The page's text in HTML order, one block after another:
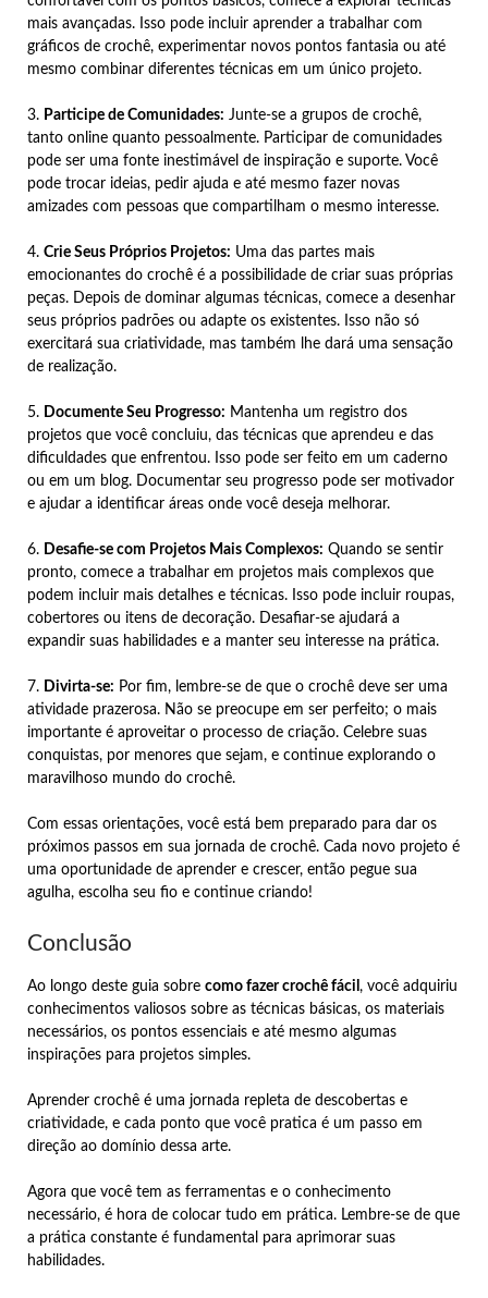
mais avançadas. Isso pode incluir aprender a trabalhar com
gráficos de crochê, experimentar novos pontos fantasia ou até
mesmo combinar diferentes técnicas em um único projeto.
3. Participe de Comunidades: Junte-se a grupos de crochê,
tanto online quanto pessoalmente. Participar de comunidades
pode ser uma fonte inestimável de inspiração e suporte. Você
pode trocar ideias, pedir ajuda e até mesmo fazer novas
amizades com pessoas que compartilham o mesmo interesse.
4. Crie Seus Próprios Projetos: Uma das partes mais
emocionantes do crochê é a possibilidade de criar suas próprias
peças. Depois de dominar algumas técnicas, comece a desenhar
seus próprios padrões ou adapte os existentes. Isso não só
exercitará sua criatividade, mas também lhe dará uma sensação
de realização.
5. Documente Seu Progresso: Mantenha um registro dos
projetos que você concluiu, das técnicas que aprendeu e das
dificuldades que enfrentou. Isso pode ser feito em um caderno
ou em um blog. Documentar seu progresso pode ser motivador
e ajudar a identificar áreas onde você deseja melhorar.
6. Desafie-se com Projetos Mais Complexos: Quando se sentir
pronto, comece a trabalhar em projetos mais complexos que
podem incluir mais detalhes e técnicas. Isso pode incluir roupas,
cobertores ou itens de decoração. Desafiar-se ajudará a
expandir suas habilidades e a manter seu interesse na prática.
7. Divirta-se: Por fim, lembre-se de que o crochê deve ser uma
atividade prazerosa. Não se preocupe em ser perfeito; o mais
importante é aproveitar o processo de criação. Celebre suas
conquistas, por menores que sejam, e continue explorando o
maravilhoso mundo do crochê.
Com essas orientações, você está bem preparado para dar os
próximos passos em sua jornada de crochê. Cada novo projeto é
uma oportunidade de aprender e crescer, então pegue sua
agulha, escolha seu fio e continue criando!
Conclusão
Ao longo deste guia sobre como fazer crochê fácil , você adquiriu
conhecimentos valiosos sobre as técnicas básicas, os materiais
necessários, os pontos essenciais e até mesmo algumas
inspirações para projetos simples.
Aprender crochê é uma jornada repleta de descobertas e
criatividade, e cada ponto que você pratica é um passo em
direção ao domínio dessa arte.
Agora que você tem as ferramentas e o conhecimento
necessário, é hora de colocar tudo em prática. Lembre-se de que
a prática constante é fundamental para aprimorar suas
habilidades.